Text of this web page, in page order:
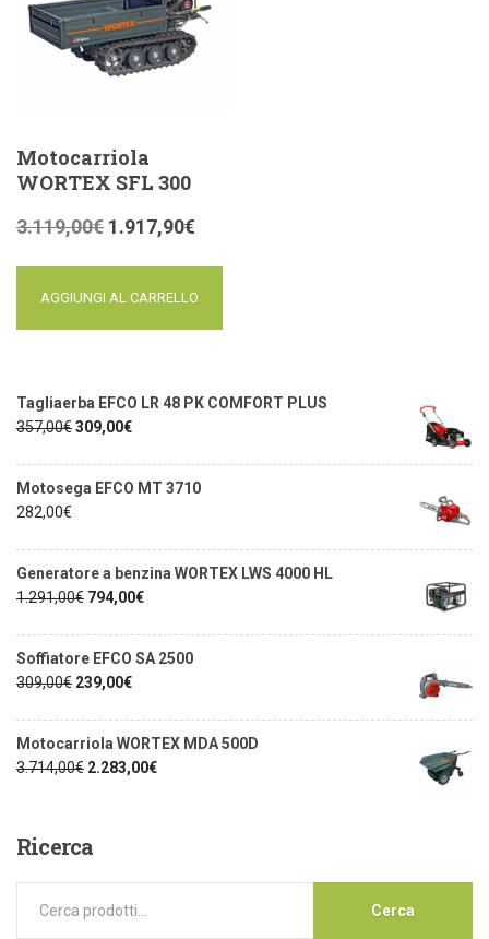
Motocarriola
WORTEX SFL 300
3.119,00€ 1.917,90€
AGGIUNGI AL CARRELLO
Tagliaerba EFCO LR 48 PK COMFORT PLUS
357,00€309,00€
Motosega EFCO MT 3710
282,00€
Generatore a benzina WORTEX LWS 4000 HL
1.291,00€ 794,00€
Soffiatore EFCO SA 2500
309,00€ 239,00€
Motocarriola WORTEX MDA 500D
3.714,00€ 2.283,00€
Ricerca
Cerca